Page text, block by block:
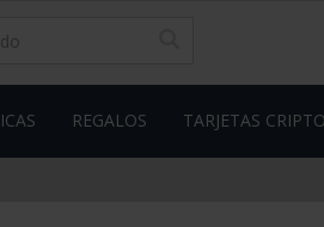
REGALOS TARJETAS